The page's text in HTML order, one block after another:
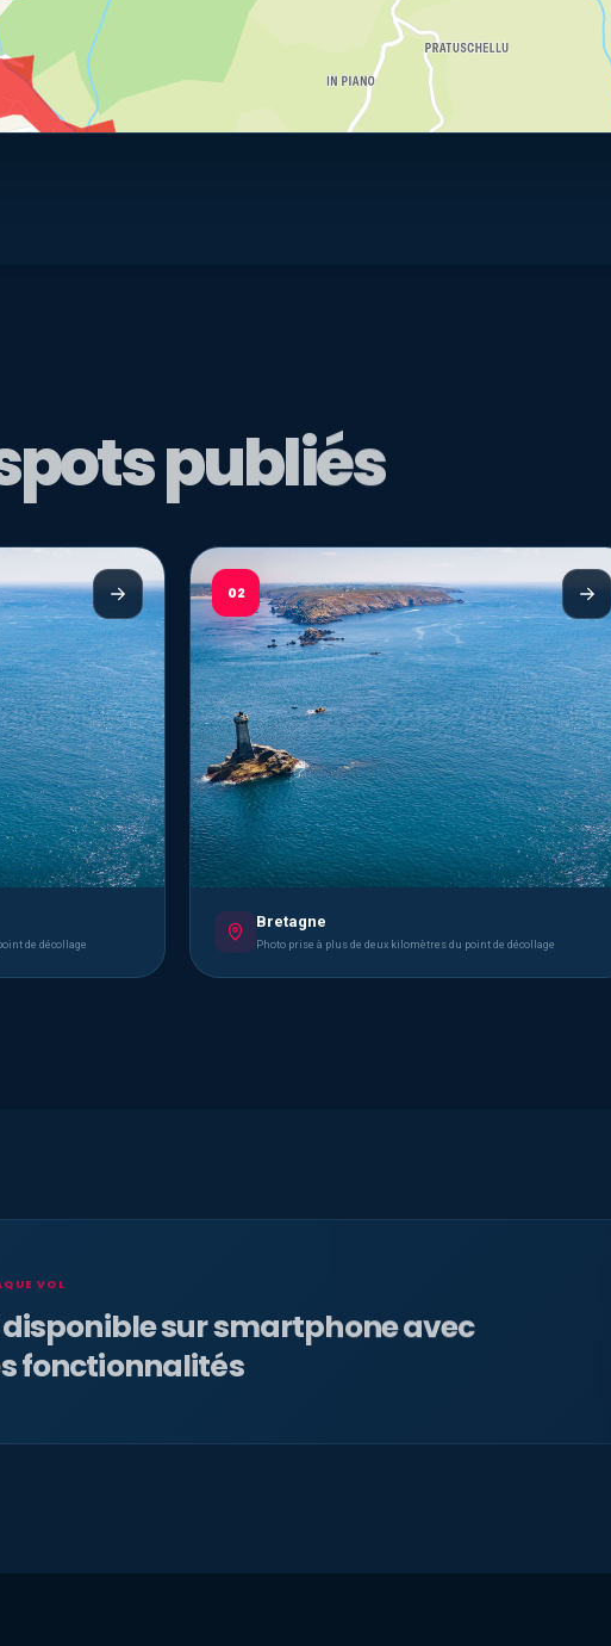
publiés
de décollage
02
Bretagne
Photo prise à plus de deux kilomètres du point de décollage
VOL
disponible sur smartphone avec
fonctionnalités